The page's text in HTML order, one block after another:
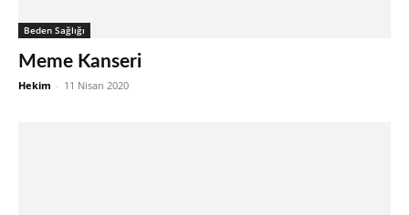
Beden Sağlığı
Meme Kanseri
Hekim - 11 Nisan 2020